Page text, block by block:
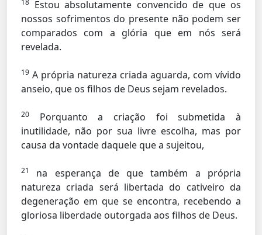
18 Estou absolutamente convencido de que os
nossos sofrimentos do presente não podem ser
comparados com a glória que em nós será
revelada.
19 A própria natureza criada aguarda, com vívido
anseio, que os filhos de Deus sejam revelados.
20
Porquanto a criação foi submetida à
inutilidade, não por sua livre escolha, mas por
causa da vontade daquele que a sujeitou,
21
na esperança de que também a própria
natureza criada será libertada do cativeiro da
degeneração em que se encontra, recebendo a
gloriosa liberdade outorgada aos filhos de Deus.